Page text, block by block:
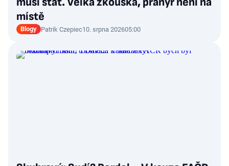
místě
Blogy Patrik Czepiec10. srpna 202605:00